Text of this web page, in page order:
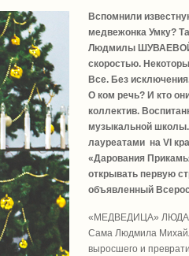
Вспомнили
медвежонка Умку?
Людмилы ШУВАЕВОЙ
скоростью.
Все. Без
О ком речь? И кто
коллектив.
музыкальной школы.
лауреатами на VI
«Дарования
открывать первую
объявленный
«МЕДВЕДИЦА»
Сама Людмила
выросшего и